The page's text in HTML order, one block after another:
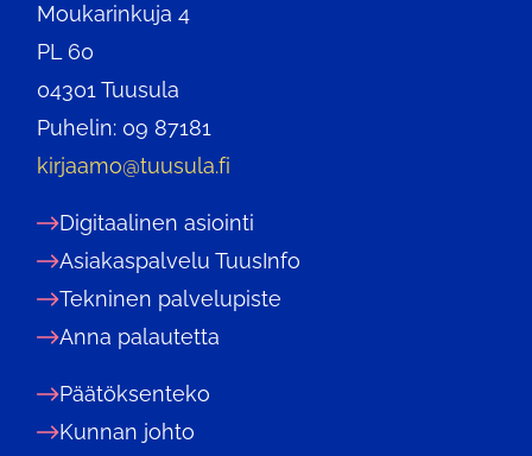
Moukarinkuja 4
PL 60
04301 Tuusula
Puhelin: 09 87181
kirjaamo@tuusula.fi
Digitaalinen asiointi
Asiakaspalvelu TuusInfo
Tekninen palvelupiste
Anna palautetta
Päätöksenteko
Kunnan johto